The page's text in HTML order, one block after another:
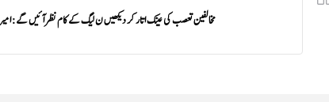
مخالفین تعصب کی عینک اتار کر دیکھیں ن لیگ کے کام نظر آئیں گے: